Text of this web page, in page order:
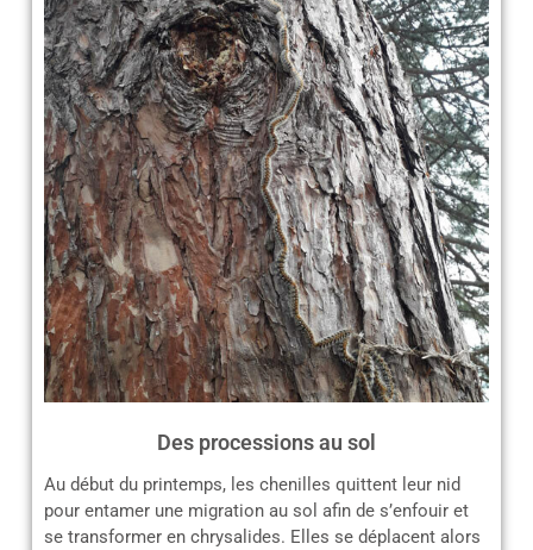
Des processions au sol
Au début du printemps, les chenilles quittent leur nid
pour entamer une migration au sol afin de s’enfouir et
se transformer en chrysalides. Elles se déplacent alors